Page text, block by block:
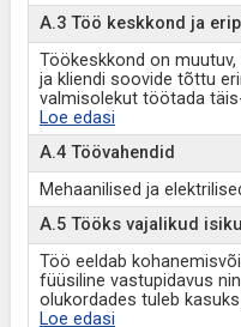
A.3 Töö keskkond ja
Töökeskkond on
ja kliendi soovide tõttu
valmisolekut töötada
Loe edasi
A.4 Töövahendid
Mehaanilised ja
A.5 Tööks vajalikud
Töö eeldab
füüsiline vastupidavus
olukordades tuleb
Loe edasi